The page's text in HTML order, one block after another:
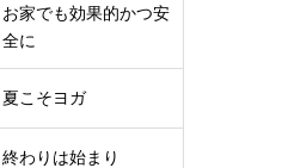
お家でも効果的かつ安
全に
夏こそヨガ
終わりは始まり